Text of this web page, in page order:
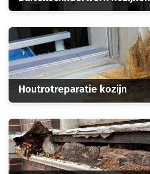
Houtrotreparatie kozijn